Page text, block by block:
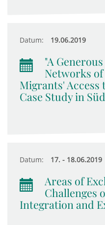
Datum: 19.06.2019
"A
Networks
Migrants' Access
Case Study in
Datum: 17. - 18.06.2019
Areas of
Challenges
Integration and